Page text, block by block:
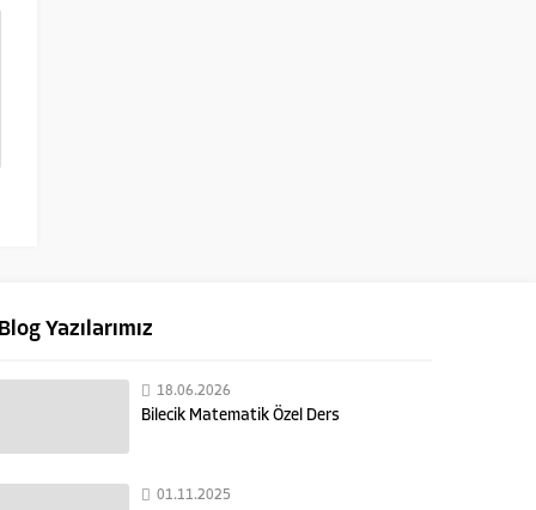
Blog Yazılarımız
18.06.2026
Bilecik Matematik Özel Ders
01.11.2025